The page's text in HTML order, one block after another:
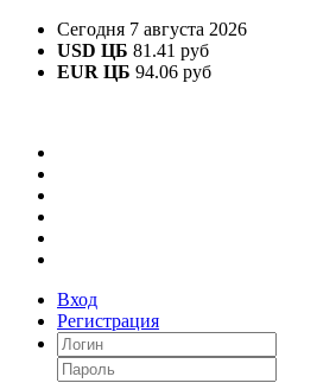
Сегодня 7 августа 2026
USD ЦБ 81.41 руб
EUR ЦБ 94.06 руб
Вход
Регистрация